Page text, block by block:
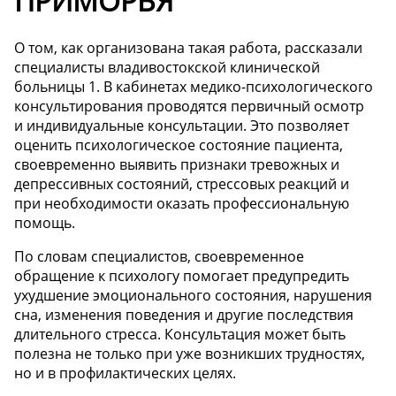
О том, как организована такая работа, рассказали
специалисты владивостокской клинической
больницы 1. В кабинетах медико-психологического
консультирования проводятся первичный осмотр
и индивидуальные консультации. Это позволяет
оценить психологическое состояние пациента,
своевременно выявить признаки тревожных и
депрессивных состояний, стрессовых реакций и
при необходимости оказать профессиональную
помощь.
По словам специалистов, своевременное
обращение к психологу помогает предупредить
ухудшение эмоционального состояния, нарушения
сна, изменения поведения и другие последствия
длительного стресса. Консультация может быть
полезна не только при уже возникших трудностях,
но и в профилактических целях.